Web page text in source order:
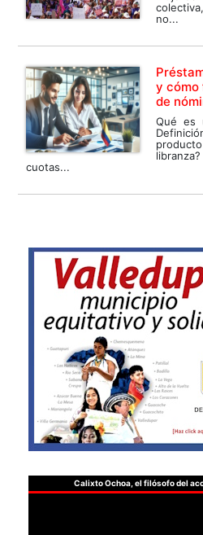
no...
y cómo
de
Qué es
cuotas...
Calixto Ochoa, el filósofo del